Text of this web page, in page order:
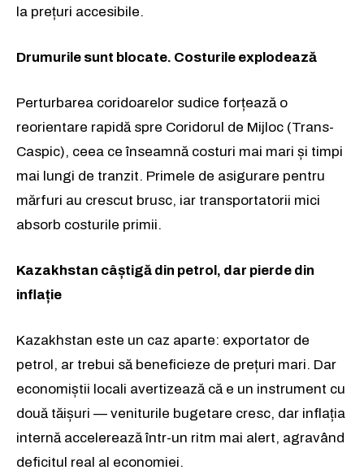
la prețuri accesibile.
Drumurile sunt blocate. Costurile explodează
Perturbarea coridoarelor sudice forțează o
reorientare rapidă spre Coridorul de Mijloc (Trans-
Caspic), ceea ce înseamnă costuri mai mari și timpi
mai lungi de tranzit. Primele de asigurare pentru
mărfuri au crescut brusc, iar transportatorii mici
absorb costurile primii.
Kazakhstan câștigă din petrol, dar pierde din
inflație
Kazakhstan este un caz aparte: exportator de
petrol, ar trebui să beneficieze de prețuri mari. Dar
economiștii locali avertizează că e un instrument cu
două tăișuri — veniturile bugetare cresc, dar inflația
internă accelerează într-un ritm mai alert, agravând
deficitul real al economiei.